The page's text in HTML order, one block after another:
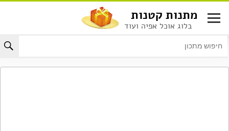
לתוכן
מתנות קטנות
בלוג אוכל אפיה ועוד